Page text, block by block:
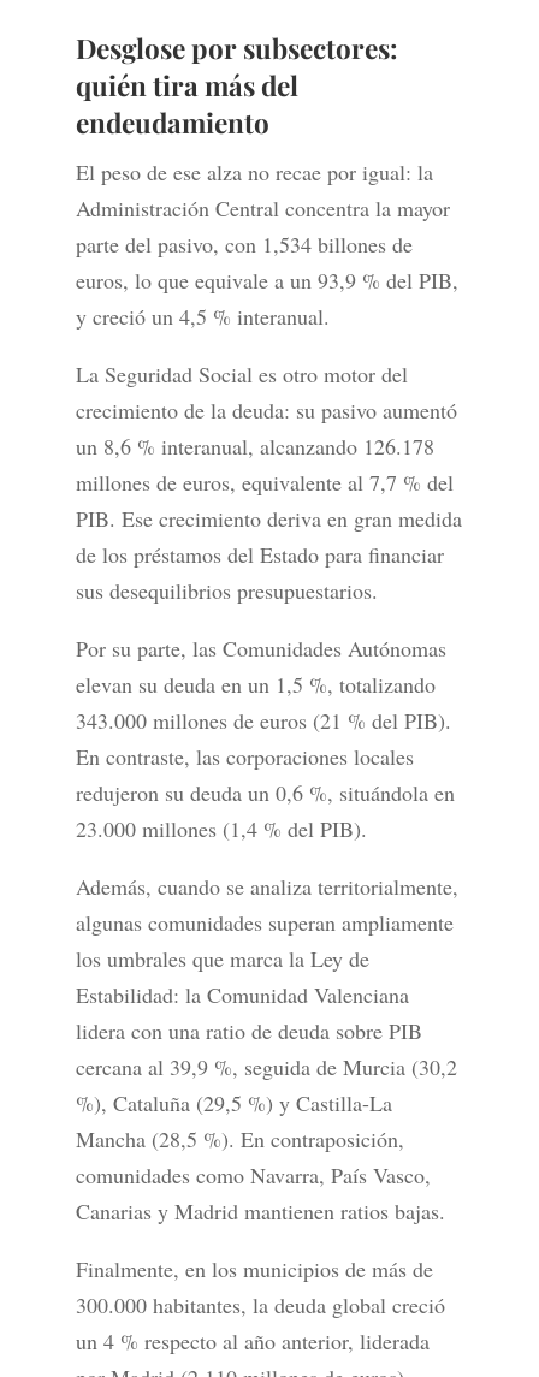
Desglose por subsectores:
quién tira más del
endeudamiento
El peso de ese alza no recae por igual: la
Administración Central concentra la mayor
parte del pasivo, con 1,534 billones de
euros, lo que equivale a un 93,9 % del PIB,
y creció un 4,5 % interanual.
La Seguridad Social es otro motor del
crecimiento de la deuda: su pasivo aumentó
un 8,6 % interanual, alcanzando 126.178
millones de euros, equivalente al 7,7 % del
PIB. Ese crecimiento deriva en gran medida
de los préstamos del Estado para financiar
sus desequilibrios presupuestarios.
Por su parte, las Comunidades Autónomas
elevan su deuda en un 1,5 %, totalizando
343.000 millones de euros (21 % del PIB).
En contraste, las corporaciones locales
redujeron su deuda un 0,6 %, situándola en
23.000 millones (1,4 % del PIB).
Además, cuando se analiza territorialmente,
algunas comunidades superan ampliamente
los umbrales que marca la Ley de
Estabilidad: la Comunidad Valenciana
lidera con una ratio de deuda sobre PIB
cercana al 39,9 %, seguida de Murcia (30,2
%), Cataluña (29,5 %) y Castilla-La
Mancha (28,5 %). En contraposición,
comunidades como Navarra, País Vasco,
Canarias y Madrid mantienen ratios bajas.
Finalmente, en los municipios de más de
300.000 habitantes, la deuda global creció
un 4 % respecto al año anterior, liderada